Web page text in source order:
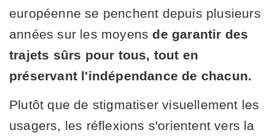
européenne se penchent depuis plusieurs
années sur les moyensde garantir des
trajets sûrs pour tous, tout en
préservant l'indépendance de chacun.
Plutôt que de stigmatiser visuellement les
usagers, les réflexions s'orientent vers la